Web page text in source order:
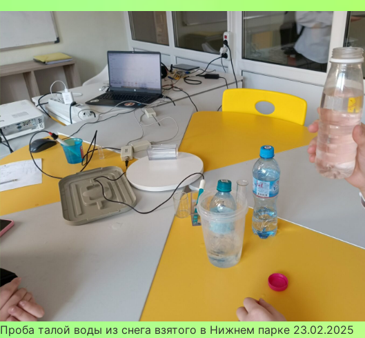
Проба талой воды из снега взятого в Нижнем парке 23.02.2025